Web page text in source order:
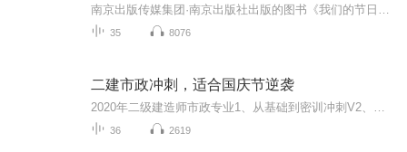
35 8076
二建市政冲刺，适合国庆节逆袭
36 2619